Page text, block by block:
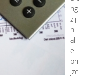
ng
zij
n
all
e
pri
jze